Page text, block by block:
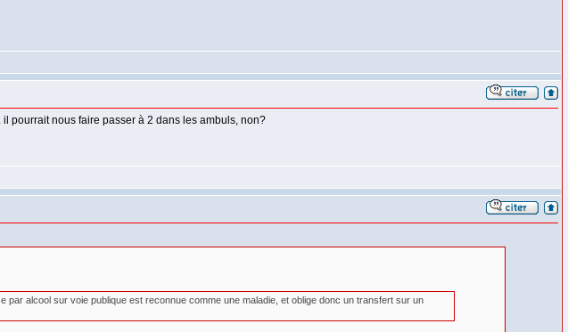
pourrait nous faire passer à 2 dans les ambuls, non?
alcool sur voie publique est reconnue comme une maladie, et oblige donc un transfert sur un